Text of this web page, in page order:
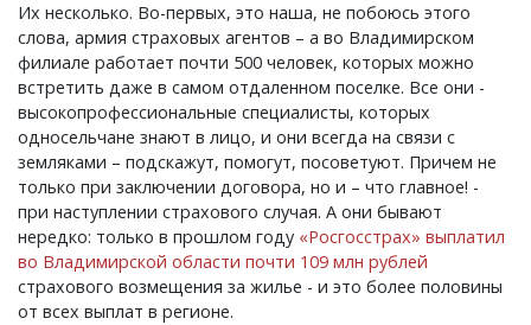
Их несколько. Во-первых, это наша, не побоюсь этого
слова, армия страховых агентов – а во Владимирском
филиале работает почти 500 человек, которых можно
встретить даже в самом отдаленном поселке. Все они -
высокопрофессиональные специалисты, которых
односельчане знают в лицо, и они всегда на связи с
земляками – подскажут, помогут, посоветуют. Причем не
только при заключении договора, но и – что главное! -
при наступлении страхового случая. А они бывают
нередко: только в прошлом году «Росгосстрах» выплатил
во Владимирской области почти 109 млн рублей
страхового возмещения за жилье - и это более половины
от всех выплат в регионе.